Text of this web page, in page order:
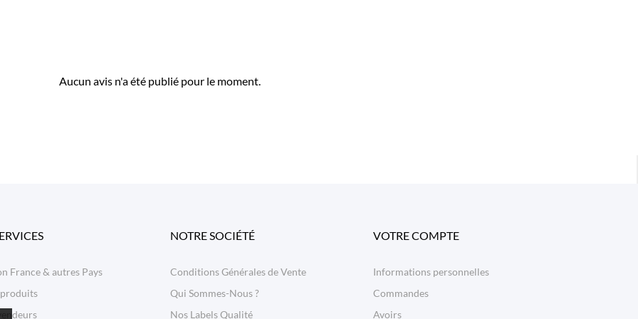
Aucun avis n'a été publié pour le moment.
France & autres Pays
NOTRE SOCIÉTÉ
Conditions Générales de Vente
Qui Sommes-Nous ?
Nos Labels Qualité
VOTRE COMPTE
Informations personnelles
Commandes
Avoirs